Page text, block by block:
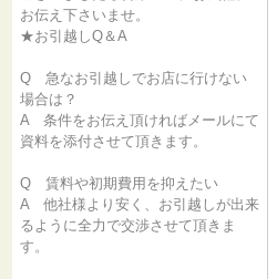
お伝え下さいませ。
★お引越しQ＆A
Q 急なお引越しでお店に行けない
場合は？
A 条件をお伝え頂ければメールにて
資料を添付させて頂きます。
Q 賃料や初期費用を抑えたい
A 他社様より安く、お引越しが出来
るように全力で交渉させて頂きま
す。